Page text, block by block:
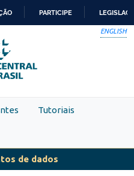
PARTICIPE
ENGLISH
Tutoriais
de dados